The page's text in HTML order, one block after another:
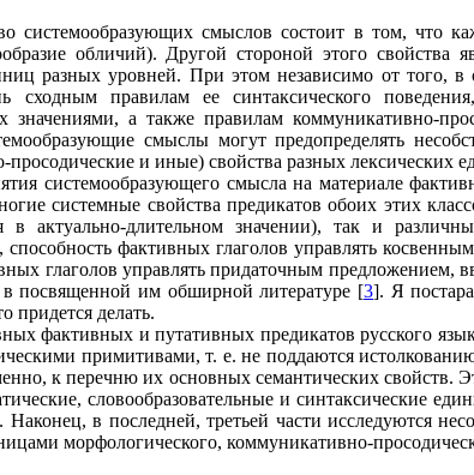
системообразующих смыслов состоит в том, что
обличий). Другой стороной этого свойства
разных уровней. При этом независимо от того, в
правилам ее синтаксического поведения,
а также правилам коммуникативно-
смыслы могут предопределять
и иные) свойства разных лексических
системообразующего смысла на материале
системные свойства предикатов обоих этих
в актуально-длительном значении), так и
фактивных глаголов управлять
глаголов управлять придаточным предложением,
посвященной им обширной литературе [3]. Я
придется делать.
фактивных и путативных предикатов русского
примитивами, т. е. не поддаются
к перечню их основных семантических свойств.
словообразовательные и синтаксические
Наконец, в последней, третьей части исследуются
морфологического, коммуникативно-